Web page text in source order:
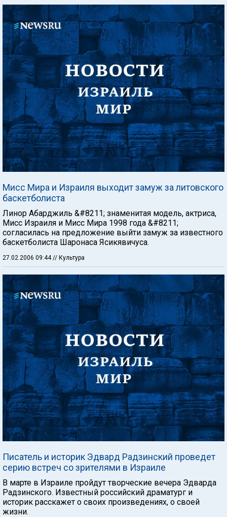
Мисс Мира и Израиля выходит замуж за литовского
баскетболиста
Линор Абарджиль &#8211; знаменитая модель, актриса,
Мисс Израиля и Мисс Мира 1998 года &#8211;
согласилась на предложение выйти замуж за известного
баскетболиста Шаронаса Ясикявичуса.
27.02.2006 09:44 // Культура
Писатель и историк Эдвард Радзинский проведет
серию встреч со зрителями в Израиле
В марте в Израиле пройдут творческие вечера Эдварда
Радзинского. Известный российский драматург и
историк расскажет о своих произведениях, о своей
жизни.